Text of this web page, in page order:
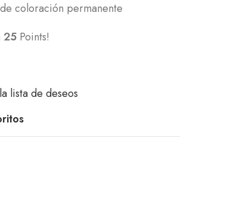
coloración permanente
25 Points!
lista de deseos